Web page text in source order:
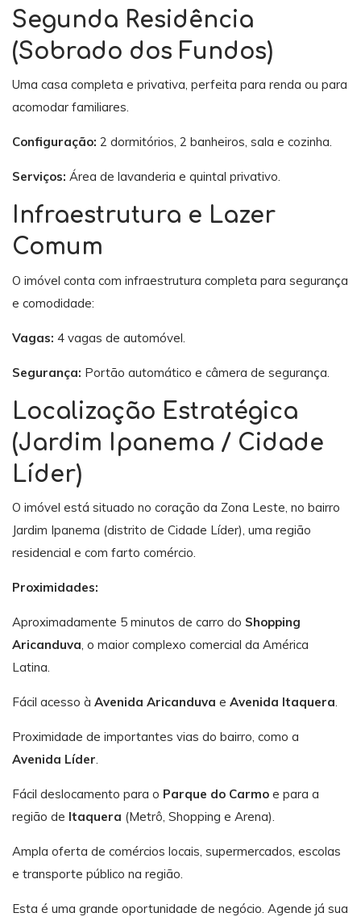
Segunda Residência
(Sobrado dos Fundos)
Uma casa completa e privativa, perfeita para renda ou para
acomodar familiares.
Configuração: 2 dormitórios, 2 banheiros, sala e cozinha.
Serviços: Área de lavanderia e quintal privativo.
Infraestrutura e Lazer
Comum
O imóvel conta com infraestrutura completa para segurança
e comodidade:
Vagas: 4 vagas de automóvel.
Segurança: Portão automático e câmera de segurança.
Localização Estratégica
(Jardim Ipanema / Cidade
Líder)
O imóvel está situado no coração da Zona Leste, no bairro
Jardim Ipanema (distrito de Cidade Líder), uma região
residencial e com farto comércio.
Proximidades:
Aproximadamente 5 minutos de carro do Shopping
Aricanduva, o maior complexo comercial da América
Latina.
Fácil acesso à Avenida Aricanduva e Avenida Itaquera.
Proximidade de importantes vias do bairro, como a
Avenida Líder.
Fácil deslocamento para o Parque do Carmo e para a
região de Itaquera (Metrô, Shopping e Arena).
Ampla oferta de comércios locais, supermercados, escolas
e transporte público na região.
Esta é uma grande oportunidade de negócio. Agende já sua